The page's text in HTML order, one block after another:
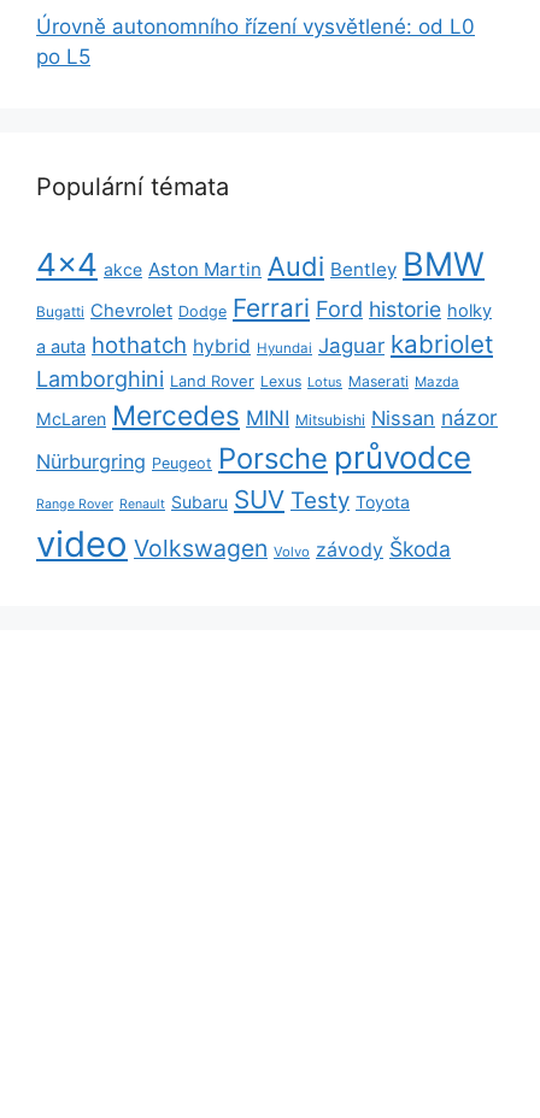
Úrovně autonomního řízení vysvětlené: od L0
po L5
Populární témata
4x4 akce Aston Martin Audi Bentley BMW
Bugatti Chevrolet Dodge Ferrari Ford historie holky
a auta hothatch hybrid Hyundai Jaguar kabriolet
Lamborghini Land Rover Lexus Lotus Maserati Mazda
McLaren Mercedes MINI Mitsubishi Nissan názor
Nürburgring Peugeot Porsche průvodce
Range Rover Renault Subaru SUV Testy Toyota
video Volkswagen Volvo závody Škoda